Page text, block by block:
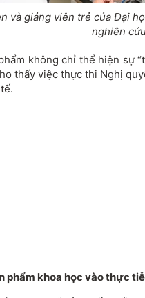
và giảng viên trẻ của Đại
nghiên
không chỉ thể hiện sự
thấy việc thực thi Nghị
phẩm khoa học vào thực